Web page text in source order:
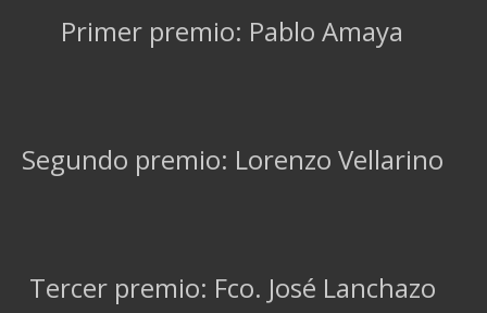
Primer premio: Pablo Amaya
Segundo premio: Lorenzo Vellarino
Tercer premio: Fco. José Lanchazo